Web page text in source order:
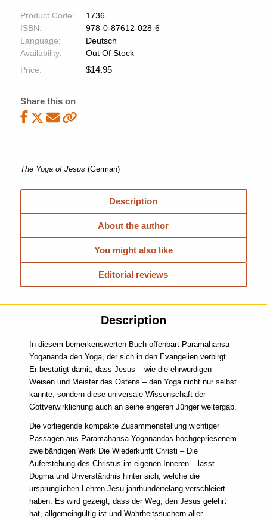
Product Code:
1736
ISBN:
978-0-87612-028-6
Language:
Deutsch
Availability:
Out Of Stock
Price:
$14.95
Share this on
The Yoga of Jesus (German)
Description
About the author
You might also like
Editorial reviews
Description
In diesem bemerkenswerten Buch offenbart Paramahansa
Yogananda den Yoga, der sich in den Evangelien verbirgt.
Er bestätigt damit, dass Jesus – wie die ehrwürdigen
Weisen und Meister des Ostens – den Yoga nicht nur selbst
kannte, sondern diese universale Wissenschaft der
Gottverwirklichung auch an seine engeren Jünger weitergab.
Die vorliegende kompakte Zusammenstellung wichtiger
Passagen aus Paramahansa Yoganandas hochgepriesenem
zweibändigen Werk Die Wiederkunft Christi – Die
Auferstehung des Christus im eigenen Inneren – lässt
Dogma und Unverständnis hinter sich, welche die
ursprünglichen Lehren Jesu jahrhundertelang verschleiert
haben. Es wird gezeigt, dass der Weg, den Jesus gelehrt
hat, allgemeingültig ist und Wahrheitssuchern aller